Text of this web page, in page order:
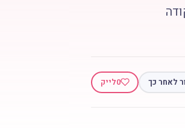
על הפקודה
לאחר כך 0לייק